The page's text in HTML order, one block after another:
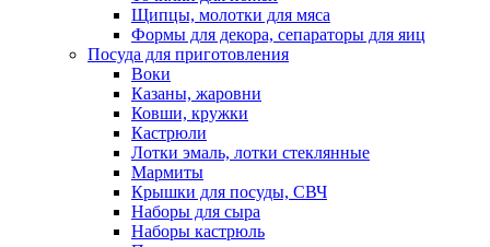
Щипцы, молотки для мяса
Формы для декора, сепараторы для яиц
Посуда для приготовления
Воки
Казаны, жаровни
Ковши, кружки
Кастрюли
Лотки эмаль, лотки стеклянные
Мармиты
Крышки для посуды, СВЧ
Наборы для сыра
Наборы кастрюль